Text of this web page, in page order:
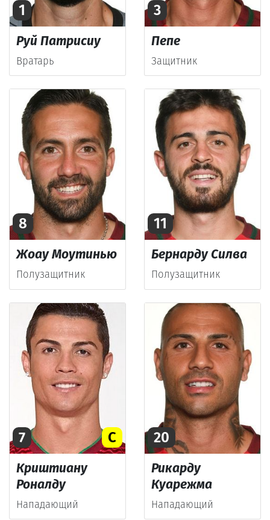
1
Руй Патрисиу
Вратарь
3
Пепе
Защитник
8
Жоау Моутинью
Полузащитник
11
Бернарду Силва
Полузащитник
C
7
Криштиану
Роналду
Нападающий
20
Рикарду
Куарежма
Нападающий